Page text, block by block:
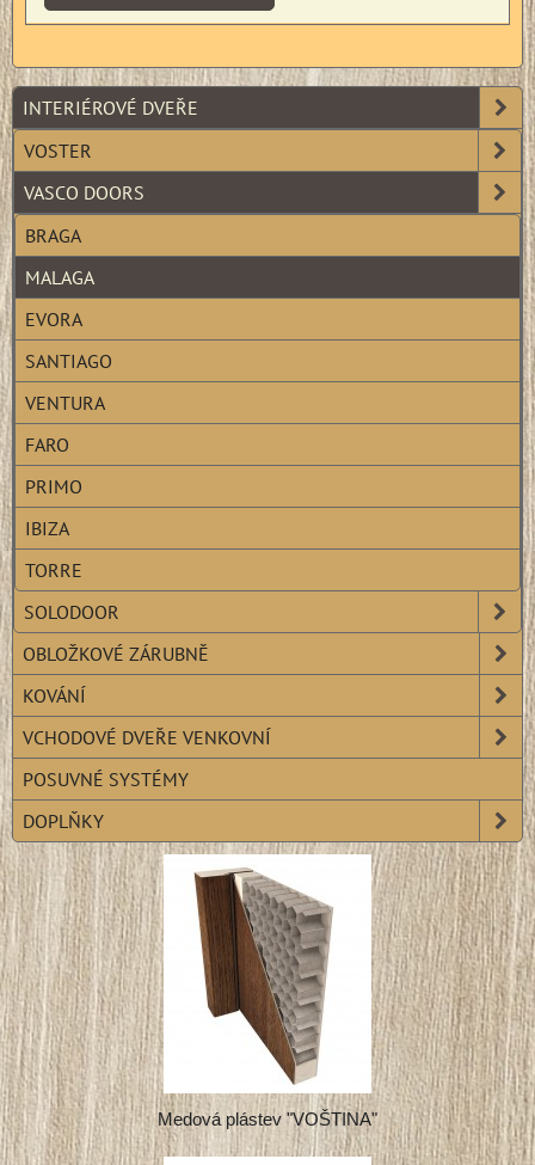
INTERIÉROVÉ DVEŘE
VOSTER
VASCO DOORS
BRAGA
MALAGA
EVORA
SANTIAGO
VENTURA
FARO
PRIMO
IBIZA
TORRE
SOLODOOR
OBLOŽKOVÉ ZÁRUBNĚ
KOVÁNÍ
VCHODOVÉ DVEŘE VENKOVNÍ
POSUVNÉ SYSTÉMY
DOPLŇKY
Medová plástev "VOŠTINA"